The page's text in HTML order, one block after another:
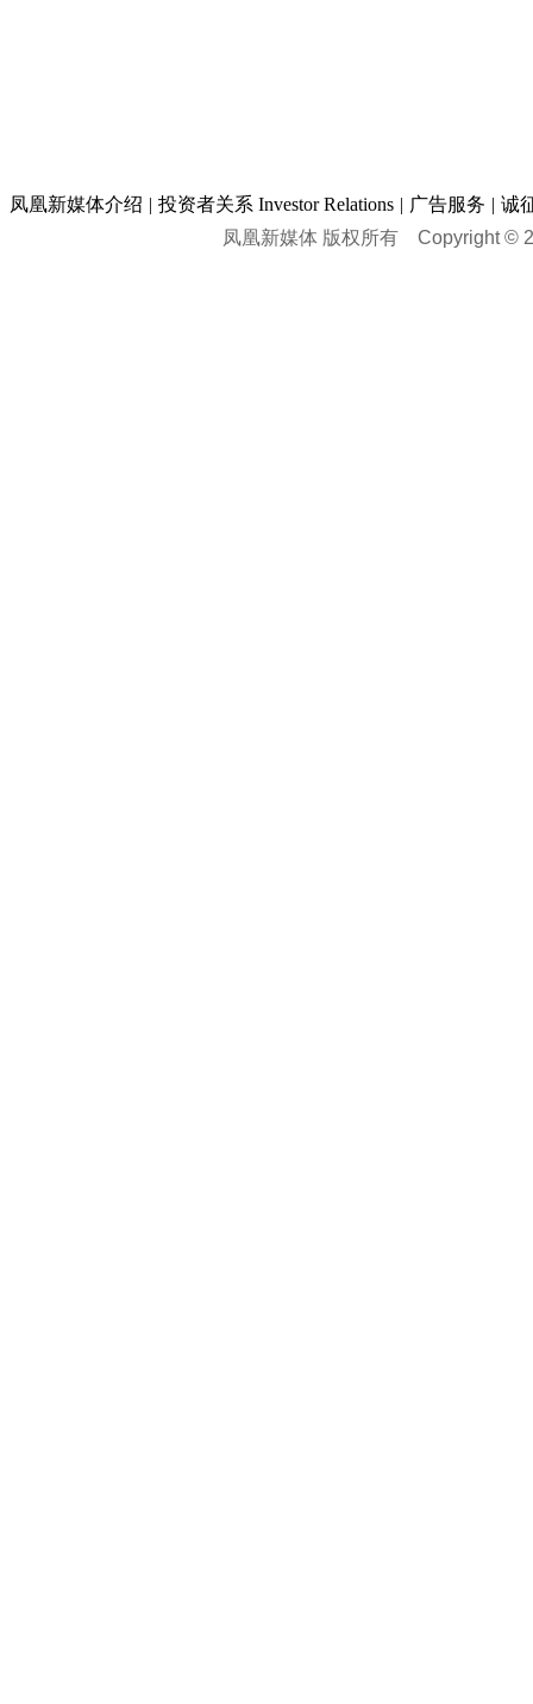
凤凰新媒体介绍 | 投资者关系 Investor Relations | 广告服务 | 诚
凤凰新媒体 版权所有 Copyright ©